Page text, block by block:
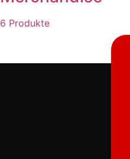
6 Produkte